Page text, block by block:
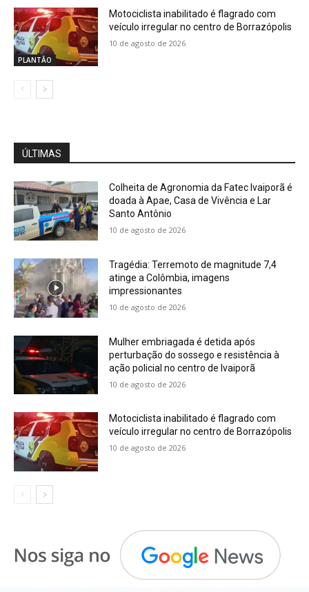
PLANTÃO
Motociclista inabilitado é flagrado com
veículo irregular no centro de Borrazópolis
10 de agosto de 2026
ÚLTIMAS
Colheita de Agronomia da Fatec Ivaiporã é
doada à Apae, Casa de Vivência e Lar
Santo Antônio
10 de agosto de 2026
Tragédia: Terremoto de magnitude 7,4
atinge a Colômbia, imagens
impressionantes
10 de agosto de 2026
Mulher embriagada é detida após
perturbação do sossego e resistência à
ação policial no centro de Ivaiporã
10 de agosto de 2026
Motociclista inabilitado é flagrado com
veículo irregular no centro de Borrazópolis
10 de agosto de 2026